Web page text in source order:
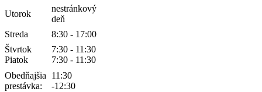
Utorok
nestránkový
deň
Streda
8:30 - 17:00
Štvrtok
7:30 - 11:30
Piatok
7:30 - 11:30
Obedňajšia
prestávka:
11:30
-12:30